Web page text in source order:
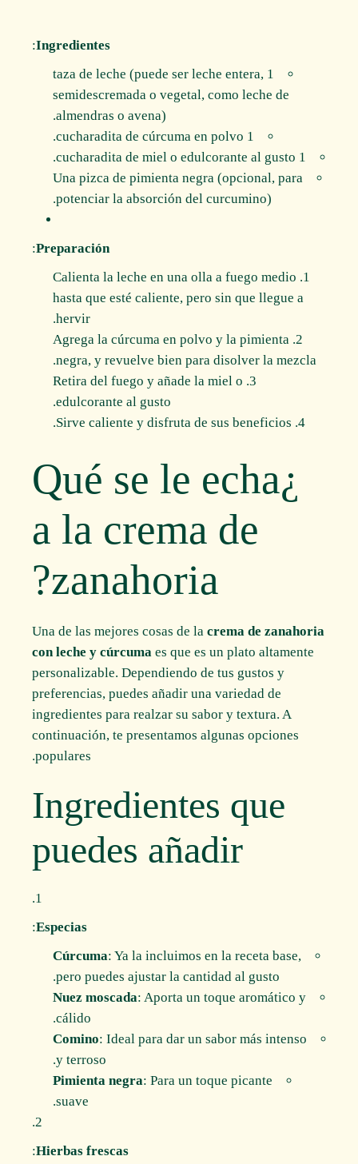
Ingredientes
:
1 taza de leche (puede ser leche entera,
semidescremada o vegetal, como leche de
almendras o avena).
1 cucharadita de cúrcuma en polvo.
1 cucharadita de miel o edulcorante al gusto.
Una pizca de pimienta negra (opcional, para
potenciar la absorción del curcumino).
Preparación
:
Calienta la leche en una olla a fuego medio
hasta que esté caliente, pero sin que llegue a
hervir.
Agrega la cúrcuma en polvo y la pimienta
negra, y revuelve bien para disolver la mezcla.
Retira del fuego y añade la miel o
edulcorante al gusto.
Sirve caliente y disfruta de sus beneficios.
¿Qué se le echa
a la crema de
zanahoria?
Una de las mejores cosas de lacrema de zanahoria
con leche y cúrcuma es que es un plato altamente
personalizable. Dependiendo de tus gustos y
preferencias, puedes añadir una variedad de
ingredientes para realzar su sabor y textura. A
continuación, te presentamos algunas opciones
populares.
Ingredientes que
puedes añadir
Especias
:
Cúrcuma: Ya la incluimos en la receta base,
pero puedes ajustar la cantidad al gusto.
Nuez moscada: Aporta un toque aromático y
cálido.
Comino: Ideal para dar un sabor más intenso
y terroso.
Pimienta negra: Para un toque picante
suave.
Hierbas frescas
: